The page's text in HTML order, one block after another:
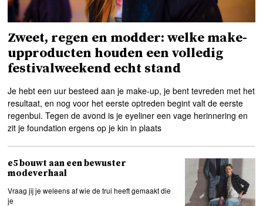
Zweet, regen en modder: welke make-
upproducten houden een volledig
festivalweekend echt stand
Je hebt een uur besteed aan je make-up, je bent tevreden met het
resultaat, en nog voor het eerste optreden begint valt de eerste
regenbui. Tegen de avond is je eyeliner een vage herinnering en
zit je foundation ergens op je kin in plaats
e5 bouwt aan een bewuster
modeverhaal
Vraag jij je weleens af wie de trui heeft gemaakt die
je